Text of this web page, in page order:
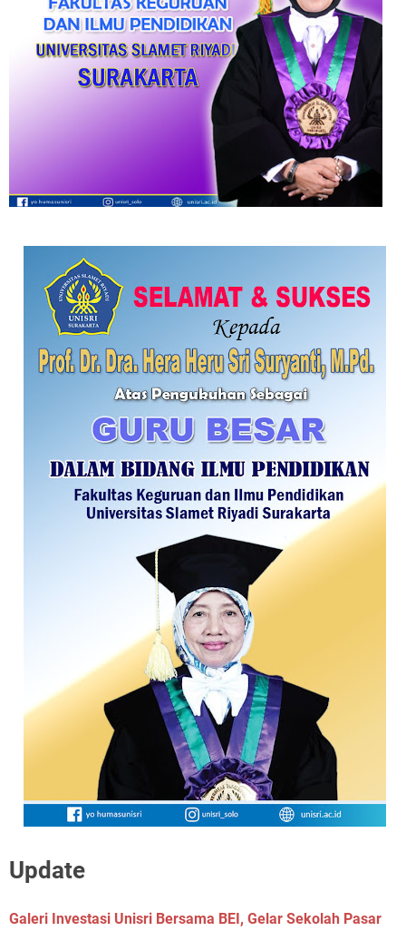
Update
Galeri Investasi Unisri Bersama BEI, Gelar Sekolah Pasar